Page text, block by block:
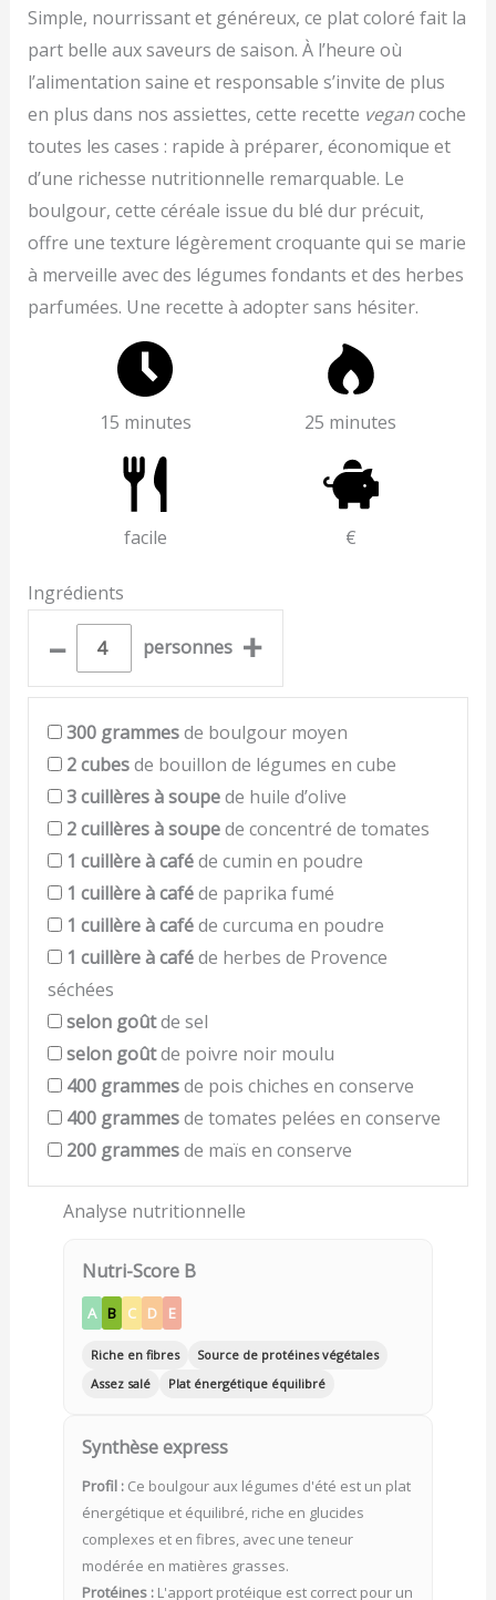
Simple, nourrissant et généreux, ce plat coloré fait la
part belle aux saveurs de saison. À l’heure où
l’alimentation saine et responsable s’invite de plus
en plus dans nos assiettes, cette recette vegancoche
toutes les cases : rapide à préparer, économique et
d’une richesse nutritionnelle remarquable. Le
boulgour, cette céréale issue du blé dur précuit,
offre une texture légèrement croquante qui se marie
à merveille avec des légumes fondants et des herbes
parfumées. Une recette à adopter sans hésiter.
15 minutes 25 minutes
facile €
Ingrédients
– personnes +
300 grammesde boulgour moyen
2cubesde bouillon de légumes en cube
3cuillères à soupede huile d’olive
2cuillères à soupede concentré de tomates
1 cuillère à caféde cumin en poudre
1 cuillère à caféde paprika fumé
1 cuillère à caféde curcuma en poudre
1 cuillère à caféde herbes de Provence
séchées
selon goûtde sel
selon goûtde poivre noir moulu
400 grammesde pois chiches en conserve
400 grammesde tomates pelées en conserve
200 grammesde maïs en conserve
Analyse nutritionnelle
Nutri-Score B
A B C D E
Riche en fibres
Source de protéines végétales
Assez salé
Plat énergétique équilibré
Synthèse express
Profil :Ce boulgour aux légumes d'été est un plat
énergétique et équilibré, riche en glucides
complexes et en fibres, avec une teneur
modérée en matières grasses.
Protéines :L'apport protéique est correct pour un